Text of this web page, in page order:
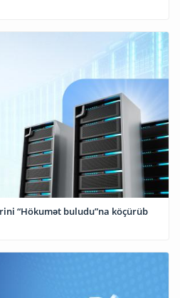
“Hökumət buludu”na köçürüb